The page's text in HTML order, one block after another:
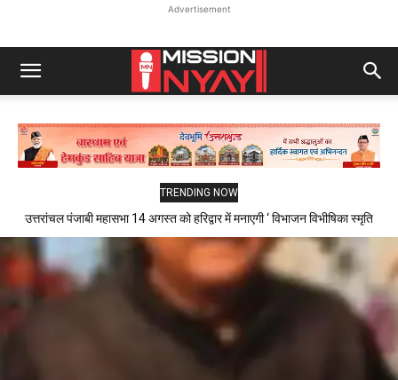
Advertisement
TRENDING NOW
उत्तरांचल पंजाबी महासभा 14 अगस्त को हरिद्वार में मनाएगी ‘ विभाजन विभीषिका स्मृति